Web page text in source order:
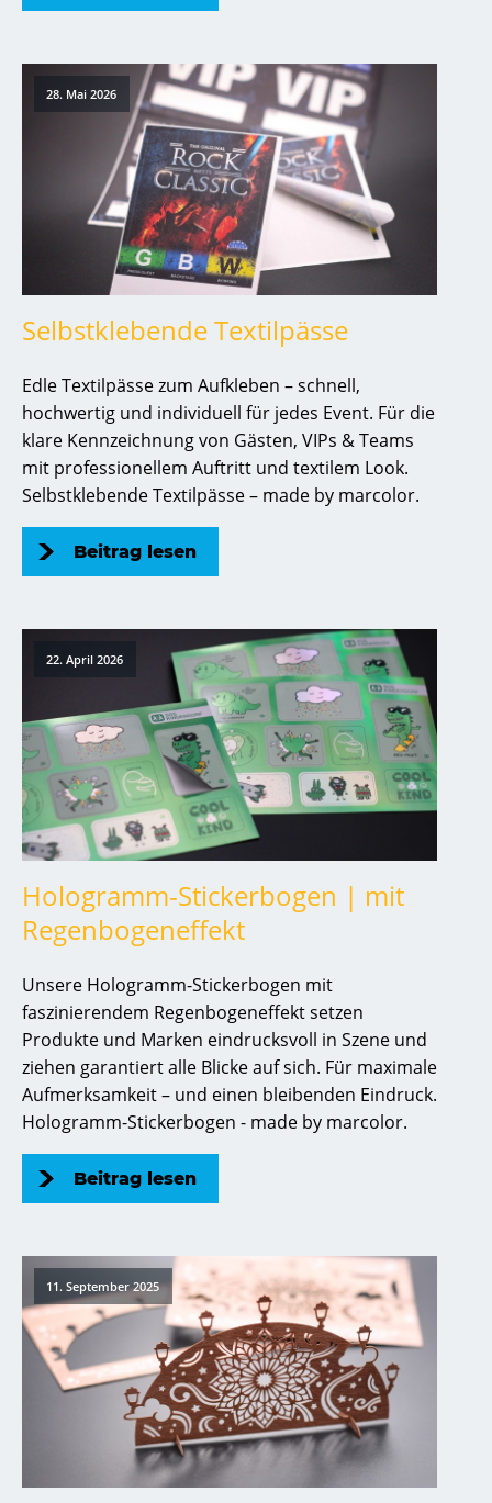
28. Mai 2026
Selbstklebende Textilpässe
Edle Textilpässe zum Aufkleben – schnell,
hochwertig und individuell für jedes Event. Für die
klare Kennzeichnung von Gästen, VIPs & Teams
mit professionellem Auftritt und textilem Look.
Selbstklebende Textilpässe – made by marcolor.
Beitrag lesen
22. April 2026
Hologramm-Stickerbogen | mit
Regenbogeneffekt
Unsere Hologramm-Stickerbogen mit
faszinierendem Regenbogeneffekt setzen
Produkte und Marken eindrucksvoll in Szene und
ziehen garantiert alle Blicke auf sich. Für maximale
Aufmerksamkeit – und einen bleibenden Eindruck.
Hologramm-Stickerbogen - made by marcolor.
Beitrag lesen
11. September 2025